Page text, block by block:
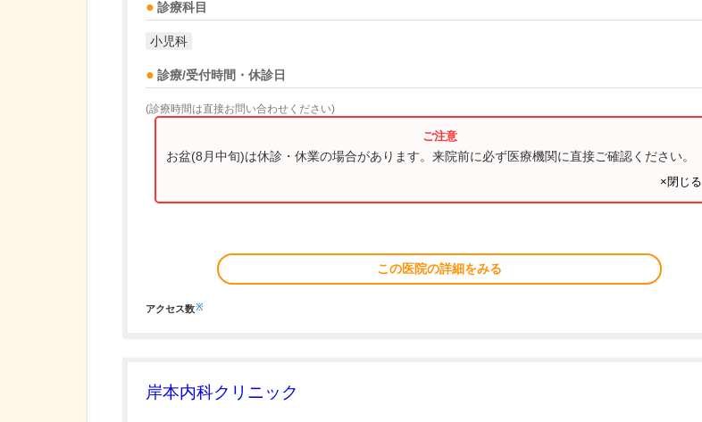
診療科目
小児科
診療/受付時間・休診日
(診療時間は直接お問い合わせください)
お盆(8月中旬)は休診・休業の場合があります。来院前に必ず医療機関に直接ご確認ください。
×閉じる
この医院の詳細をみる
アクセス数※
岸本内科クリニック